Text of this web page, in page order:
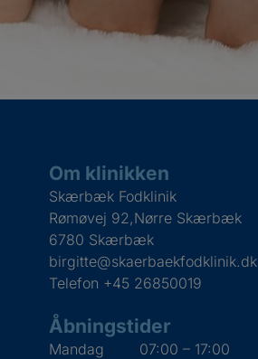
Om klinikken
Skærbæk Fodklinik
Rømøvej 92,Nørre Skærbæk
6780 Skærbæk
birgitte@skaerbaekfodklinik.dk
Telefon +45 26850019
Åbningstider
Mandag
07:00 – 17:00